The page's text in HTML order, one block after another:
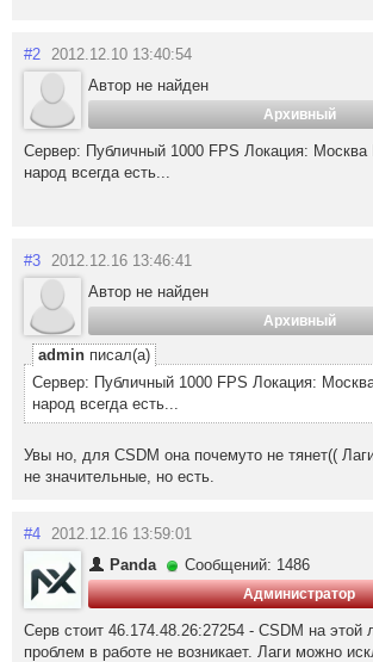
#2 2012.12.10 13:40:54
Автор не найден
Архивный
Cервер: Публичный 1000 FPS Локация: Москва
народ всегда есть...
#3 2012.12.16 13:46:41
Автор не найден
Архивный
admin писал(а)
Cервер: Публичный 1000 FPS Локация:
народ всегда есть...
Увы но, для CSDM она почемуто не тянет((
не значительные, но есть.
#4 2012.12.16 13:59:01
Panda
Сообщений: 1486
Администратор
Серв стоит 46.174.48.26:27254 - CSDM на этой
проблем в работе не возникает. Лаги можно